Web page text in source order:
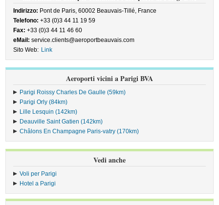
Indirizzo: Pont de Paris, 60002 Beauvais-Tillé, France
Telefono: +33 (0)3 44 11 19 59
Fax: +33 (0)3 44 11 46 60
eMail: service.clients@aeroportbeauvais.com
Sito Web: Link
Aeroporti vicini a Parigi BVA
Parigi Roissy Charles De Gaulle (59km)
Parigi Orly (84km)
Lille Lesquin (142km)
Deauville Saint Gatien (142km)
Châlons En Champagne Paris-vatry (170km)
Vedi anche
Voli per Parigi
Hotel a Parigi